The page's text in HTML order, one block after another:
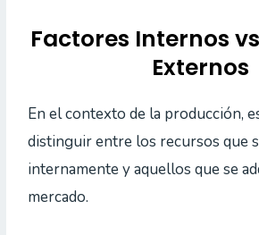
Factores Internos
Externos
En el contexto de la producción,
distinguir entre los recursos que
internamente y aquellos que se
mercado.